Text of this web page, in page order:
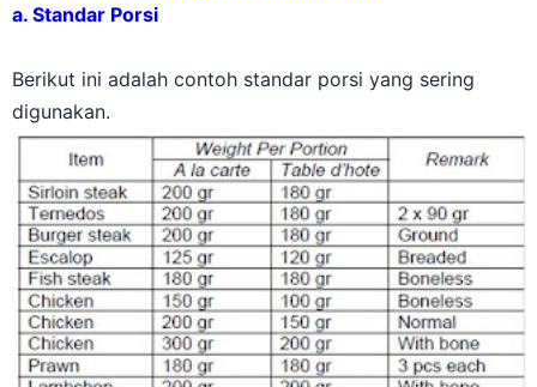
a. Standar Porsi
Berikut ini adalah contoh standar porsi yang sering
digunakan.